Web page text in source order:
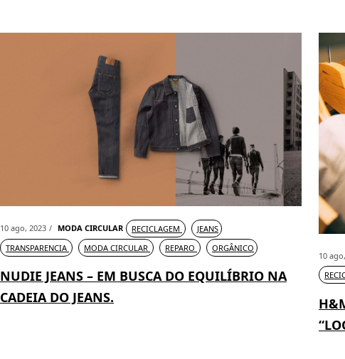
10 ago, 2023 MODA CIRCULAR RECICLAGEM
JEANS
TRANSPARENCIA
MODA CIRCULAR REPARO ORGÂNICO
NUDIE JEANS – EM BUSCA DO EQUILÍBRIO NA
CADEIA DO JEANS.
10